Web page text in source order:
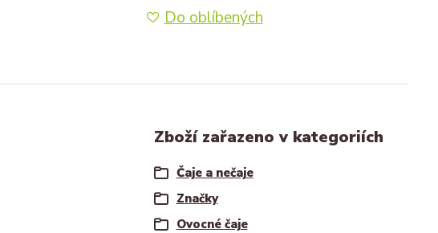
Do oblíbených
Zboží zařazeno v kategoriích
Čaje a nečaje
Značky
Ovocné čaje